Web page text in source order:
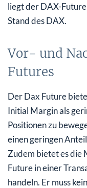
liegt der DAX-
Stand des DAX.
Vor- und
Futures
Der Dax Future
Initial Margin als
Positionen zu
einen geringen
Zudem bietet es die
Future in einer
handeln. Er muss